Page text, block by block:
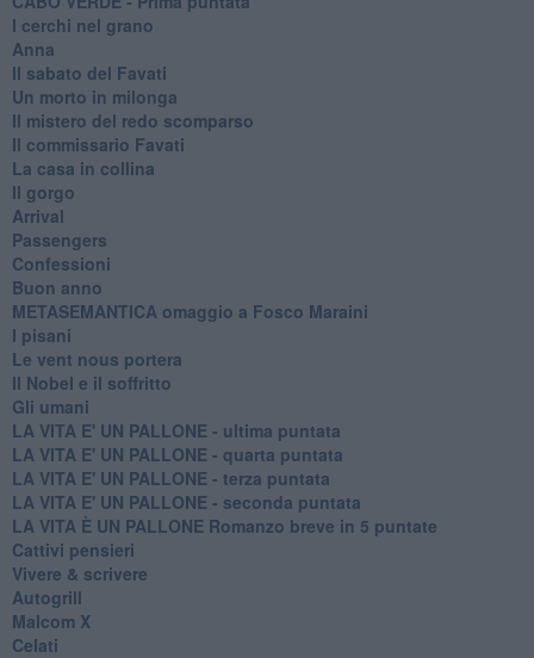
I cerchi nel grano
Anna
Il sabato del Favati
Un morto in milonga
Il mistero del redo scomparso
Il commissario Favati
La casa in collina
Il gorgo
Arrival
Passengers
Confessioni
Buon anno
METASEMANTICA omaggio a Fosco Maraini
I pisani
Le vent nous portera
Il Nobel e il soffritto
Gli umani
LA VITA E' UN PALLONE - ultima puntata
LA VITA E' UN PALLONE - quarta puntata
LA VITA E' UN PALLONE - terza puntata
LA VITA E' UN PALLONE - seconda puntata
LA VITA È UN PALLONE Romanzo breve in 5 puntate
Cattivi pensieri
Vivere & scrivere
Autogrill
Malcom X
Celati